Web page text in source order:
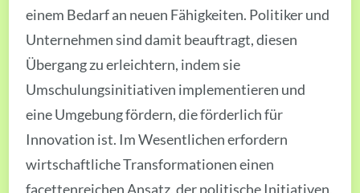
einem Bedarf an neuen Fähigkeiten. Politiker und
Unternehmen sind damit beauftragt, diesen
Übergang zu erleichtern, indem sie
Umschulungsinitiativen implementieren und
eine Umgebung fördern, die förderlich für
Innovation ist. Im Wesentlichen erfordern
wirtschaftliche Transformationen einen
facettenreichen Ansatz, der politische Initiativen,